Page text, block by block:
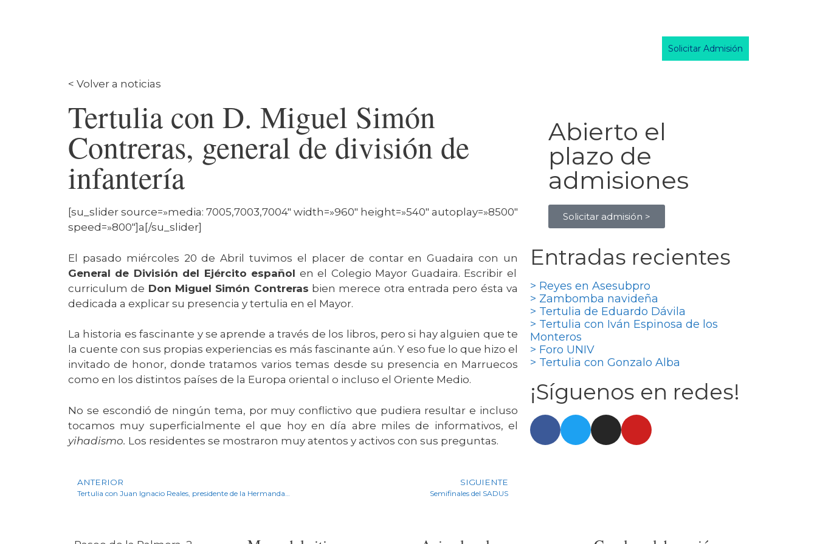
Solicitar Admisión
< Volver a noticias
Tertulia con D. Miguel Simón
Contreras, general de división de
infantería
[su_slider source=»media: 7005,7003,7004″ width=»960″ height=»540″ autoplay=»8500″
speed=»800″]a[/su_slider]
El pasado miércoles 20 de Abril tuvimos el placer de contar en Guadaira con un
General de División del Ejército español en el Colegio Mayor Guadaira. Escribir el
curriculum de Don Miguel Simón Contreras bien merece otra entrada pero ésta va
dedicada a explicar su presencia y tertulia en el Mayor.
La historia es fascinante y se aprende a través de los libros, pero si hay alguien que te
la cuente con sus propias experiencias es más fascinante aún. Y eso fue lo que hizo el
invitado de honor, donde tratamos varios temas desde su presencia en Marruecos
como en los distintos países de la Europa oriental o incluso el Oriente Medio.
No se escondió de ningún tema, por muy conflictivo que pudiera resultar e incluso
tocamos muy superficialmente el que hoy en día abre miles de informativos, el
yihadismo. Los residentes se mostraron muy atentos y activos con sus preguntas.
ANTERIOR
Tertulia con Juan Ignacio Reales, presidente de la Hermandad matriz de Almonte
SIGUIENTE
Semifinales del SADUS
Abierto el
plazo de
admisiones
Solicitar admisión >
Entradas recientes
Reyes en Asesubpro
Zambomba navideña
Tertulia de Eduardo Dávila
Tertulia con Iván Espinosa de los
Monteros
Foro UNIV
Tertulia con Gonzalo Alba
¡Síguenos en redes!